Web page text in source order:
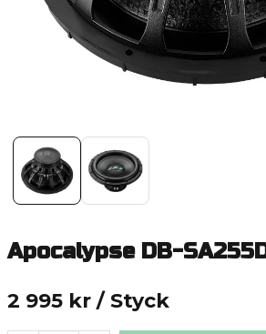
Apocalypse DB-
2 995 kr / Styck